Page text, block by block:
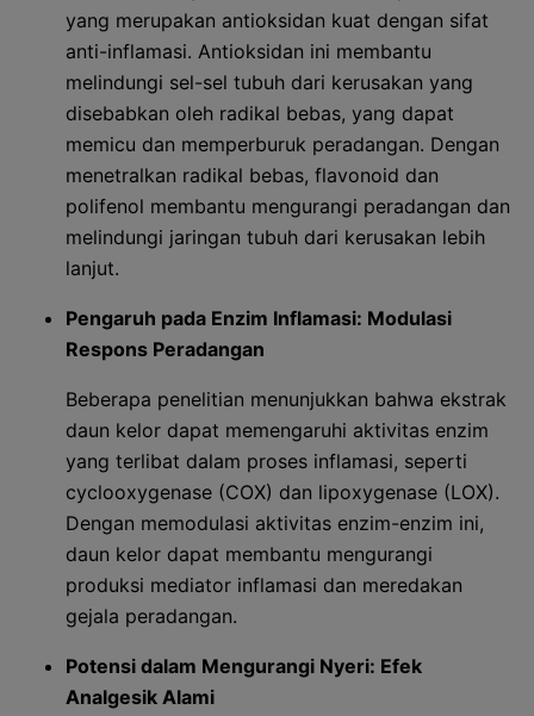
yang merupakan antioksidan kuat dengan sifat
anti-inflamasi. Antioksidan ini membantu
melindungi sel-sel tubuh dari kerusakan yang
disebabkan oleh radikal bebas, yang dapat
memicu dan memperburuk peradangan. Dengan
menetralkan radikal bebas, flavonoid dan
polifenol membantu mengurangi peradangan dan
melindungi jaringan tubuh dari kerusakan lebih
lanjut.
Pengaruh pada Enzim Inflamasi: Modulasi
Respons Peradangan
Beberapa penelitian menunjukkan bahwa ekstrak
daun kelor dapat memengaruhi aktivitas enzim
yang terlibat dalam proses inflamasi, seperti
cyclooxygenase (COX) dan lipoxygenase (LOX).
Dengan memodulasi aktivitas enzim-enzim ini,
daun kelor dapat membantu mengurangi
produksi mediator inflamasi dan meredakan
gejala peradangan.
Potensi dalam Mengurangi Nyeri: Efek
Analgesik Alami